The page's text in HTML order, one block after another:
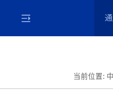
当前位置: